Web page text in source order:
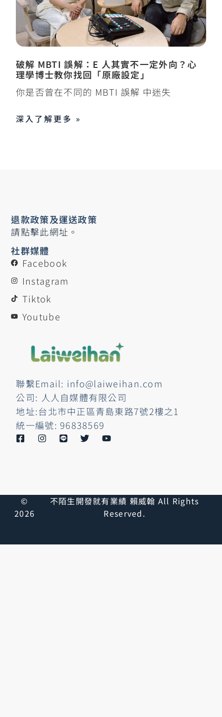
破解 MBTI 誤解：E 人其實不一定外向？心
理學博士教你找回「原廠設定」
你是否曾在不同的 MBTI 誤解 中迷失
深入了解更多 »
聯繫Email: info@laiweihan.com
公司: 人人自媒體有限公司
地址:台北市中正區青島東路7號2樓之1
統一編號: 96838569
社群媒體
Facebook
Instagram
Tiktok
Youtube
退款政策及運送政策
請點擊此網址。
©
2026
不陌生開發就有業績 賴威翰 All Rights
Reserved.